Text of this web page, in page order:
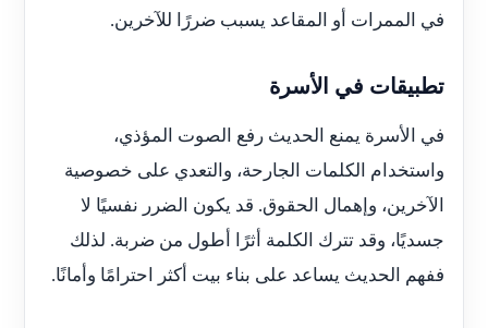
في الممرات أو المقاعد يسبب ضررًا للآخرين.
تطبيقات في الأسرة
في الأسرة يمنع الحديث رفع الصوت المؤذي،
واستخدام الكلمات الجارحة، والتعدي على خصوصية
الآخرين، وإهمال الحقوق. قد يكون الضرر نفسيًا لا
جسديًا، وقد تترك الكلمة أثرًا أطول من ضربة. لذلك
ففهم الحديث يساعد على بناء بيت أكثر احترامًا وأمانًا.